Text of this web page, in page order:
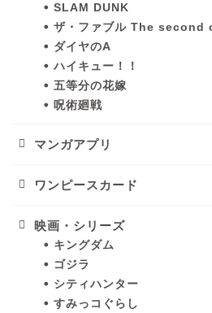
SLAM DUNK
ザ・ファブル The second
ダイヤのA
ハイキュー！！
五等分の花嫁
呪術廻戦
マンガアプリ
ワンピースカード
映画・シリーズ
キングダム
ゴジラ
シティハンター
すみっコぐらし